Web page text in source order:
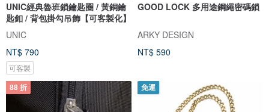
UNIC經典魯班鎖鑰匙圈 / 黃銅鑰
匙釦 / 背包掛勾吊飾【可客製化】
UNIC
NT$ 790
可客製
GOOD LOCK 多用途鋼繩密碼鎖
ARKY DESIGN
NT$ 590
88 折 免運